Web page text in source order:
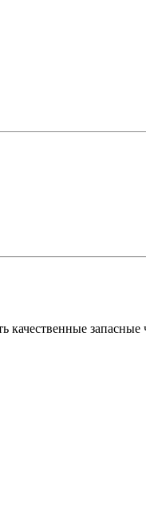
качественные запасные